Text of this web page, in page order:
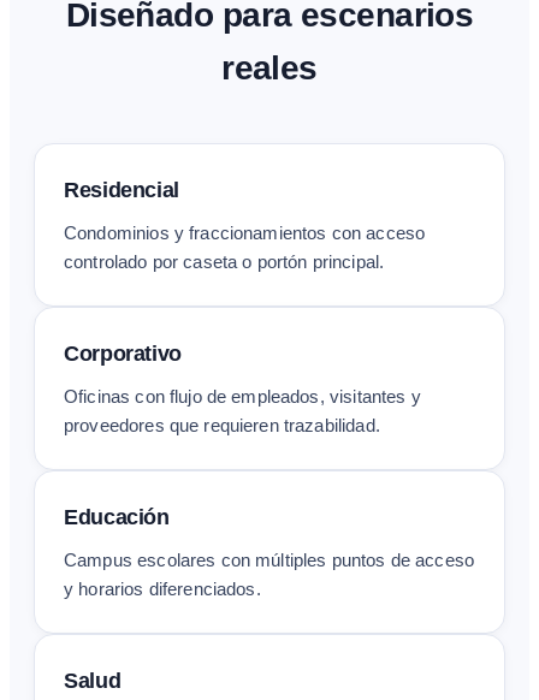
Diseñado para escenarios
reales
Residencial
Condominios y fraccionamientos con acceso
controlado por caseta o portón principal.
Corporativo
Oficinas con flujo de empleados, visitantes y
proveedores que requieren trazabilidad.
Educación
Campus escolares con múltiples puntos de acceso
y horarios diferenciados.
Salud